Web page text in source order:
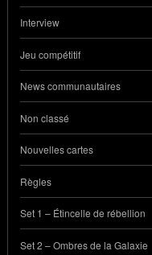
Interview
Jeu compétitif
News communautaires
Non classé
Nouvelles cartes
Règles
Set 1 – Étincelle de rébellion
Set 2 – Ombres de la Galaxie